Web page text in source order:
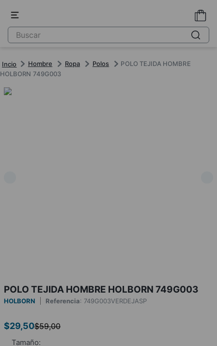
Hombre Ropa Polos
POLO TEJIDA HOMBRE
HOLBORN 749G003
POLO TEJIDA HOMBRE HOLBORN 749G003
HOLBORN Referencia: 749G003VERDEJASP
$29,50$59,00